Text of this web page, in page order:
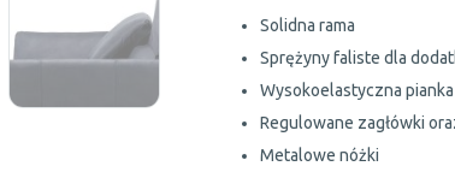
Solidna rama
Sprężyny faliste dla
Wysokoelastyczna
Regulowane zagłówki
Metalowe nóżki